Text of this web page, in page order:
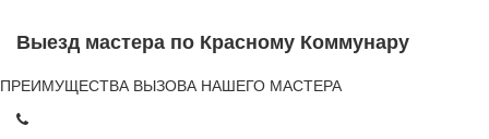
Выезд мастера по Красному Коммунару
ПРЕИМУЩЕСТВА ВЫЗОВА НАШЕГО МАСТЕРА